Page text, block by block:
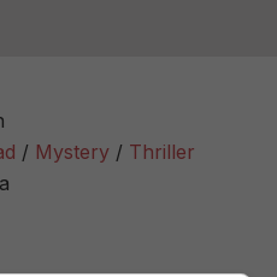
Mystery
Thriller